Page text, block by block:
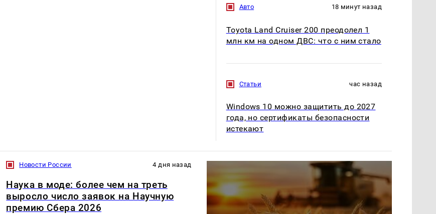
Авто 18 минут назад
Toyota Land Cruiser 200 преодолел 1
млн км на одном ДВС: что с ним стало
Статьи час назад
Windows 10 можно защитить до 2027
года, но сертификаты безопасности
истекают
Новости России 4 дня назад
Наука в моде: более чем на треть
выросло число заявок на Научную
премию Сбера 2026